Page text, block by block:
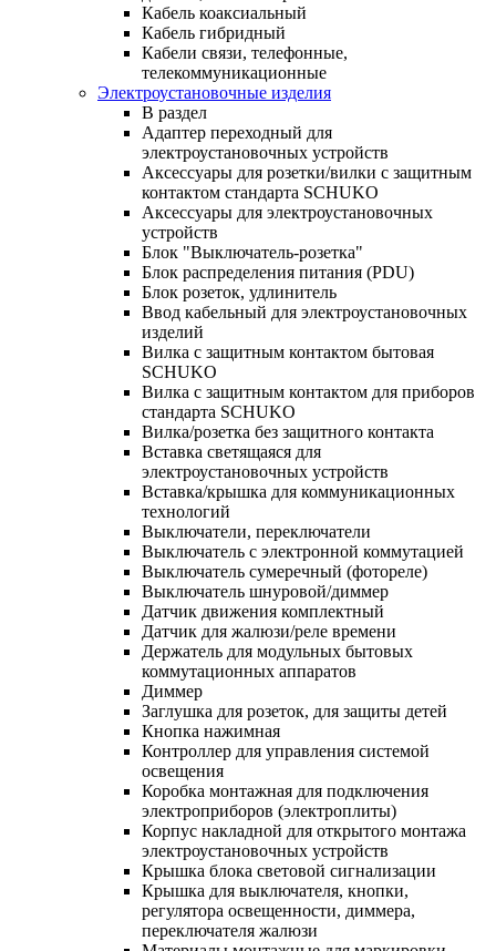
Кабель коаксиальный
Кабель гибридный
Кабели связи, телефонные,
телекоммуникационные
Электроустановочные изделия
В раздел
Адаптер переходный для
электроустановочных устройств
Аксессуары для розетки/вилки с защитным
контактом стандарта SCHUKO
Аксессуары для электроустановочных
устройств
Блок "Выключатель-розетка"
Блок распределения питания (PDU)
Блок розеток, удлинитель
Ввод кабельный для электроустановочных
изделий
Вилка с защитным контактом бытовая
SCHUKO
Вилка с защитным контактом для приборов
стандарта SCHUKO
Вилка/розетка без защитного контакта
Вставка светящаяся для
электроустановочных устройств
Вставка/крышка для коммуникационных
технологий
Выключатели, переключатели
Выключатель с электронной коммутацией
Выключатель сумеречный (фотореле)
Выключатель шнуровой/диммер
Датчик движения комплектный
Датчик для жалюзи/реле времени
Держатель для модульных бытовых
коммутационных аппаратов
Диммер
Заглушка для розеток, для защиты детей
Кнопка нажимная
Контроллер для управления системой
освещения
Коробка монтажная для подключения
электроприборов (электроплиты)
Корпус накладной для открытого монтажа
электроустановочных устройств
Крышка блока световой сигнализации
Крышка для выключателя, кнопки,
регулятора освещенности, диммера,
переключателя жалюзи